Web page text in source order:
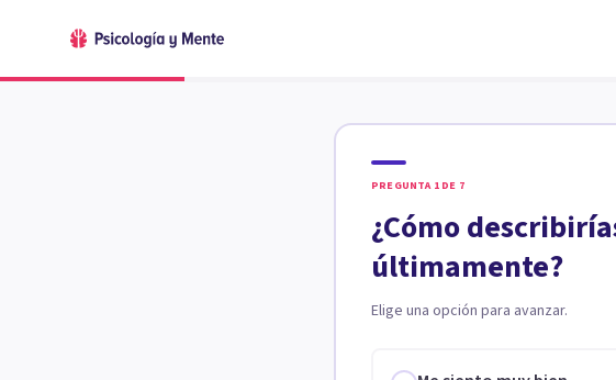
PREGUNTA 1 DE 7
¿Cómo
últimamente?
Elige una opción para avanzar.